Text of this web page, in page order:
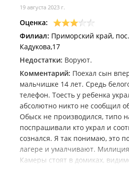
Медицинская справка
дня до заезда);
Копия паспорта или
Путевка.
Трансфер:
Доставка ребёнка до лагеря и
дополнительную плату:
(Владивосток - Лагерь -
(Находка - Лагерь - Находка)
Общественным транспортом:
Из Владивостока электропоездом
19 августа 2023 г.
Оценка:
Филиал: Приморский край,
Кадукова,17
Недостатки: Воруют.
Комментарий: Поехал сын
мальчишке 14 лет. Средь
телефон. Тоесть у ребенка
абсолютно никто не сообщил
Обыск не производился, типо
поспрашивали кто украл и
сознался. Я так понимаю, это
лагере и умалчивают.
Камеры стоят в домиках,